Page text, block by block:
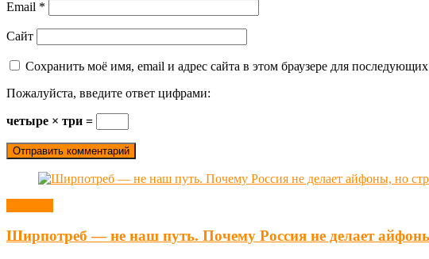
Email *
Сайт
Сохранить моё имя, email и адрес сайта в этом браузере для
Пожалуйста, введите ответ цифрами:
четыре × три =
Ширпотреб — не наш путь. Почему Россия не делает